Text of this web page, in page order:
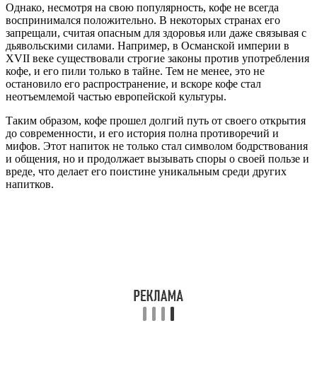
Однако, несмотря на свою популярность, кофе не всегда
воспринимался положительно. В некоторых странах его
запрещали, считая опасным для здоровья или даже связывая с
дьявольскими силами. Например, в Османской империи в
XVII веке существовали строгие законы против употребления
кофе, и его пили только в тайне. Тем не менее, это не
остановило его распространение, и вскоре кофе стал
неотъемлемой частью европейской культуры.
Таким образом, кофе прошел долгий путь от своего открытия
до современности, и его история полна противоречий и
мифов. Этот напиток не только стал символом бодрствования
и общения, но и продолжает вызывать споры о своей пользе и
вреде, что делает его поистине уникальным среди других
напитков.